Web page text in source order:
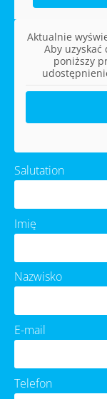
Aktualnie
Aby
poniższy
Salutation
Imię
Nazwisko
E-mail
Telefon